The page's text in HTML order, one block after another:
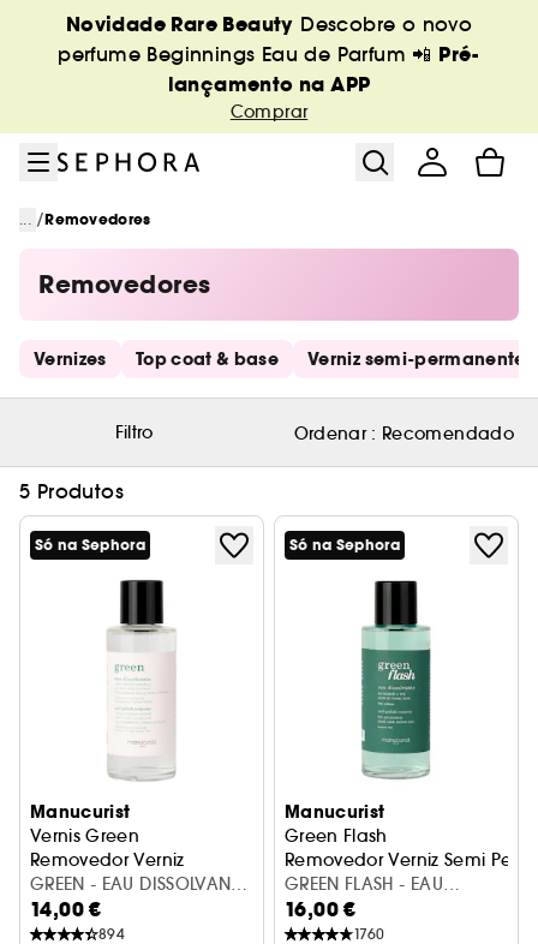
Ir para o menu
Ir para o conteúdo principal
Ir para o rodapé
Novidade Rare Beauty Descobre o novo
perfume Beginnings Eau de Parfum 📲 Pré-
lançamento na APP
Comprar
... /Removedores
Removedores
Saltar os links rápidos
Vernizes Top coat & base Verniz semi-permanente
Filtro Ordenar : Recomendado
5 Produtos
Só na Sephora
Manucurist
Vernis Green
Removedor Verniz
GREEN - EAU DISSOLVANTE
100ML
14,00 €
894
Só na Sephora
Manucurist
Green Flash
Removedor Verniz Semi
GREEN FLASH - EAU
DISSOLVANTE 100ML
16,00 €
1760